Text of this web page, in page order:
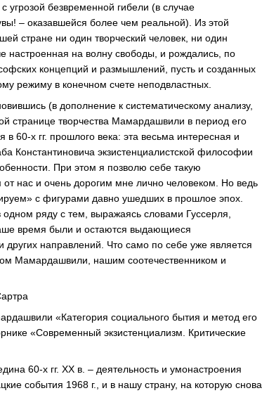
угрозой безвременной гибели (в случае
– оказавшейся более чем реальной). Из этой
стране ни один творческий человек, ни один
настроенная на волну свободы, и рождались, по
концепций и размышлений, пусть и созданных
режиму в конечном счете неподвластных.
(в дополнение к систематическому анализу,
странице творчества Мамардашвили в период его
60-х гг. прошлого века: эта весьма интересная и
Константиновича экзистенциалистской философии
При этом я позволю себе такую
нас и очень дорогим мне лично человеком. Но ведь
с фигурами давно ушедших в прошлое эпох.
ряду с тем, выражаясь словами Гуссерля,
время были и остаются выдающиеся
других направлений. Что само по себе уже является
Мамардашвили, нашим соотечественником и
«Категория социального бытия и метод его
«Современный экзистенциализм. Критические
60-х гг. XX в. – деятельность и умонастроения
события 1968 г., и в нашу страну, на которую снова